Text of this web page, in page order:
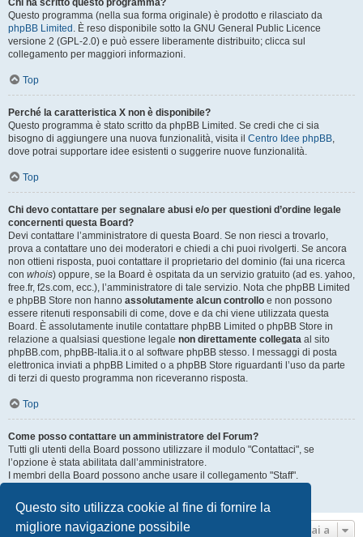
Questo sito utilizza cookie al fine di fornire la
migliore navigazione possibile
Chi ha scritto questo programma?
Questo programma (nella sua forma originale) è prodotto e rilasciato da
phpBB Limited . È reso disponibile sotto la GNU General Public Licence
versione 2 (GPL-2.0) e può essere liberamente distribuito; clicca sul
collegamento per maggiori informazioni.
Top
Perché la caratteristica X non è disponibile?
Questo programma è stato scritto da phpBB Limited. Se credi che ci sia
bisogno di aggiungere una nuova funzionalità, visita il Centro Idee phpBB,
dove potrai supportare idee esistenti o suggerire nuove funzionalità.
Top
Chi devo contattare per segnalare abusi e/o per questioni d’ordine legale
concernenti questa Board?
Devi contattare l’amministratore di questa Board. Se non riesci a trovarlo,
prova a contattare uno dei moderatori e chiedi a chi puoi rivolgerti. Se ancora
non ottieni risposta, puoi contattare il proprietario del dominio (fai una ricerca
con whois) oppure, se la Board è ospitata da un servizio gratuito (ad es. yahoo,
free.fr, f2s.com, ecc.), l’amministratore di tale servizio. Nota che phpBB Limited
e phpBB Store non hanno assolutamente alcun controllo e non possono
essere ritenuti responsabili di come, dove e da chi viene utilizzata questa
Board. È assolutamente inutile contattare phpBB Limited o phpBB Store in
relazione a qualsiasi questione legale non direttamente collegata al sito
phpBB.com, phpBB-Italia.it o al software phpBB stesso. I messaggi di posta
elettronica inviati a phpBB Limited o a phpBB Store riguardanti l’uso da parte
di terzi di questo programma non riceveranno risposta.
Top
Come posso contattare un amministratore del Forum?
Tutti gli utenti della Board possono utilizzare il modulo "Contattaci", se
l’opzione è stata abilitata dall’amministratore.
I membri della Board possono anche usare il collegamento "Staff".
Top
Vai a